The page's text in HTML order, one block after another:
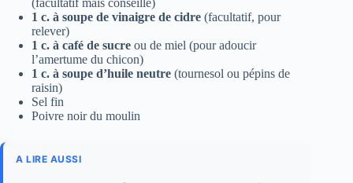
(facultatif mais conseillé)
1 c. à soupe de vinaigre de cidre (facultatif, pour
relever)
1 c. à café de sucre ou de miel (pour adoucir
l’amertume du chicon)
1 c. à soupe d’huile neutre (tournesol ou pépins de
raisin)
Sel fin
Poivre noir du moulin
A LIRE AUSSI